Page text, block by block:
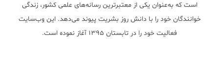
است که به‌عنوان یکی از معتبر‌ترین رسانه‌های علمی کشور، زندگی
خوانندگان خود را با دانش روز بشریت پیوند می‌دهد. این وب‌سایت
فعالیت خود را در تابستان ۱۳۹۵ آغاز نموده است.